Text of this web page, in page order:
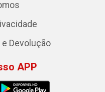
Devolução
APP